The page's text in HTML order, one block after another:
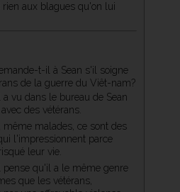
aux blagues qu'on lui
t-il à Sean s'il soigne
de la guerre du Viêt-nam?
a vu dans le bureau de Sean
des vétérans.
même malades, ce sont des
l'impressionnent parce
leur vie.
pense qu'il a le même genre
que les vétérans,